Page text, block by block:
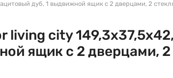
дуб, 1 выдвижной ящик с 2 дверцами, 2
living city
ящик с 2 дверцами,